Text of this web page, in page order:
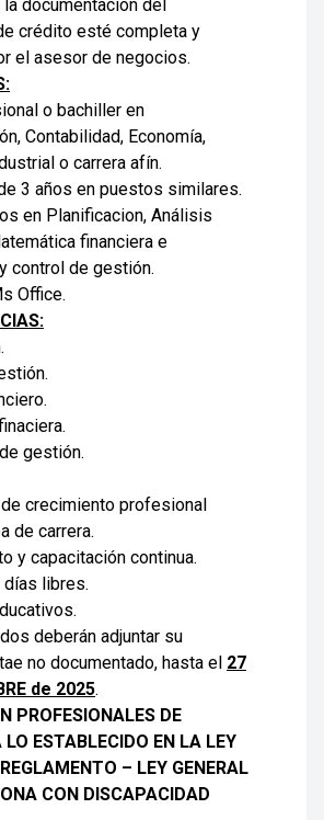
documentación del
crédito esté completa y
el asesor de negocios.
o bachiller en
Contabilidad, Economía,
o carrera afín.
3 años en puestos similares.
en Planificacion, Análisis
financiera e
control de gestión.
Office.
gestión.
crecimiento profesional
de carrera.
y capacitación continua.
días libres.
deberán adjuntar su
no documentado, hasta el 27
de 2025.
PROFESIONALES DE
LO ESTABLECIDO EN LA LEY
– LEY GENERAL
CON DISCAPACIDAD